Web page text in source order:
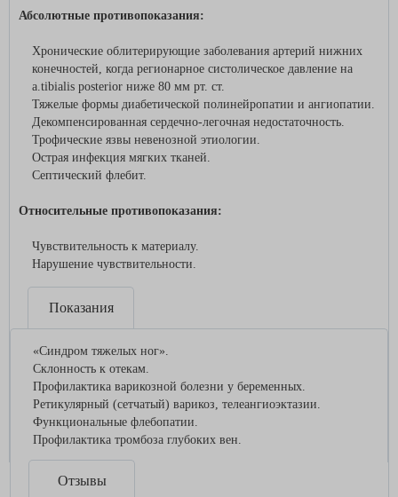
Абсолютные противопоказания:
Хронические облитерирующие заболевания артерий нижних
конечностей, когда регионарное систолическое давление на
а.tibialis posterior ниже 80 мм рт. ст.
Тяжелые формы диабетической полинейропатии и ангиопатии.
Декомпенсированная сердечно-легочная недостаточность.
Трофические язвы невенозной этиологии.
Острая инфекция мягких тканей.
Септический флебит.
Относительные противопоказания:
Чувствительность к материалу.
Нарушение чувствительности.
Показания
«Синдром тяжелых ног».
Склонность к отекам.
Профилактика варикозной болезни у беременных.
Ретикулярный (сетчатый) варикоз, телеангиоэктазии.
Функциональные флебопатии.
Профилактика тромбоза глубоких вен.
Отзывы